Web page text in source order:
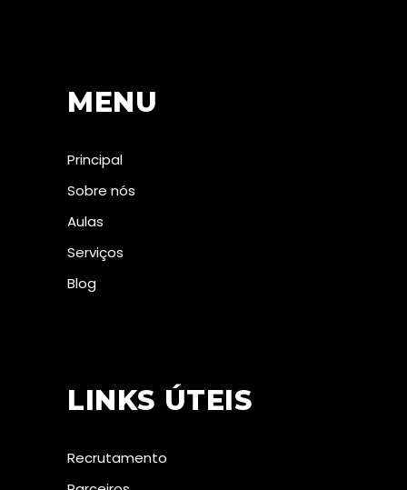
MENU
Principal
Sobre nós
Aulas
Serviços
Blog
LINKS ÚTEIS
Recrutamento